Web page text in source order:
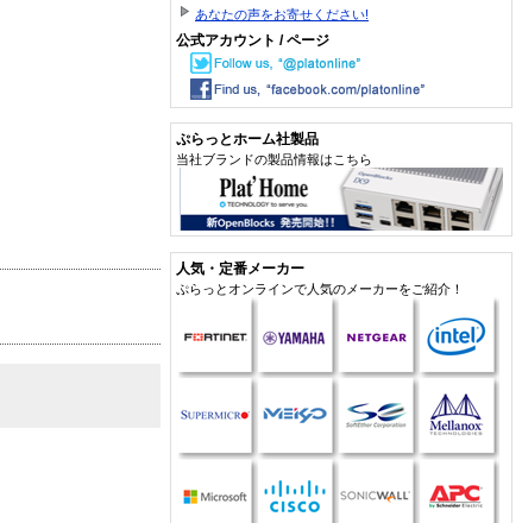
あなたの声をお寄せください!
公式アカウント / ページ
ぷらっとホーム社製品
当社ブランドの製品情報はこちら
人気・定番メーカー
ぷらっとオンラインで人気のメーカーをご紹介！